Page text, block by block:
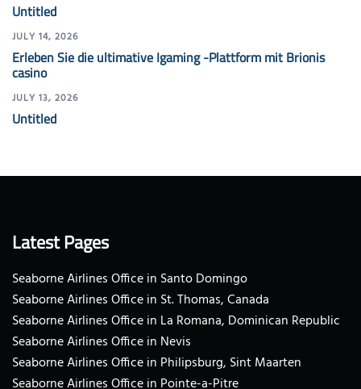
Untitled
JULY 14, 2026
Erleben Sie die ultimative Igaming -Plattform mit Brionis
casino
JULY 13, 2026
Untitled
Latest Pages
Seaborne Airlines Office in Santo Domingo
Seaborne Airlines Office in St. Thomas, Canada
Seaborne Airlines Office in La Romana, Dominican Republic
Seaborne Airlines Office in Nevis
Seaborne Airlines Office in Philipsburg, Sint Maarten
Seaborne Airlines Office in Pointe-a-Pitre